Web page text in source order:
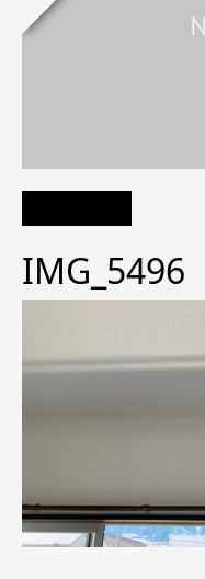
IMG_5496